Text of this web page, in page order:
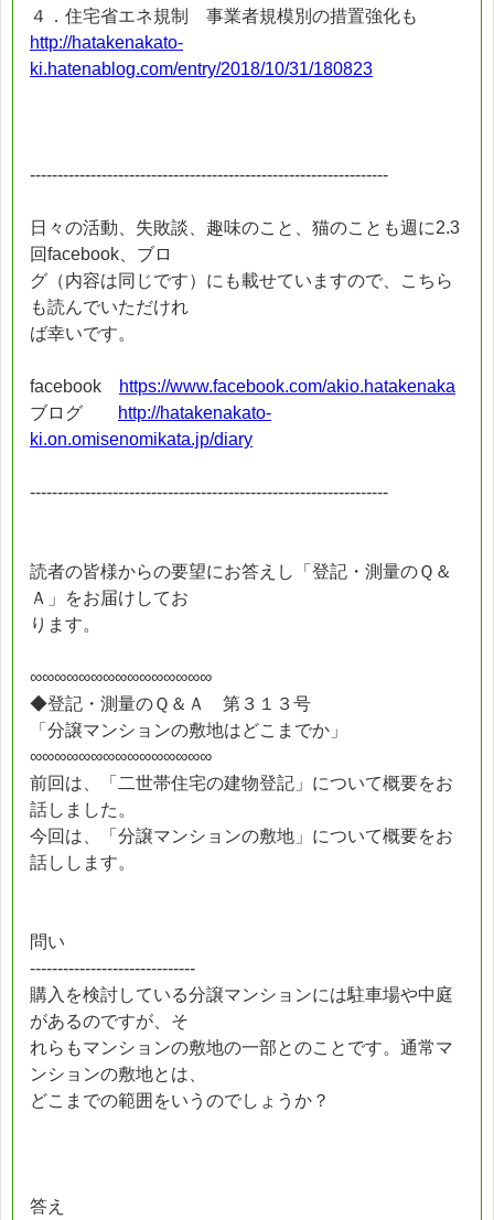
４．住宅省エネ規制 事業者規模別の措置強化も
http://hatakenakato-
ki.hatenablog.com/entry/2018/10/31/180823
-----------------------------------------------------------------
日々の活動、失敗談、趣味のこと、猫のことも週に2.3
回facebook、ブロ
グ（内容は同じです）にも載せていますので、こちら
も読んでいただけれ
ば幸いです。
facebook
https://www.facebook.com/akio.hatakenaka
ブログ
http://hatakenakato-
ki.on.omisenomikata.jp/diary
-----------------------------------------------------------------
読者の皆様からの要望にお答えし「登記・測量のＱ＆
Ａ」をお届けしてお
ります。
∞∞∞∞∞∞∞∞∞∞∞∞∞∞∞
◆登記・測量のＱ＆Ａ 第３１３号
「分譲マンションの敷地はどこまでか」
∞∞∞∞∞∞∞∞∞∞∞∞∞∞∞
前回は、「二世帯住宅の建物登記」について概要をお
話しました。
今回は、「分譲マンションの敷地」について概要をお
話しします。
問い
------------------------------
購入を検討している分譲マンションには駐車場や中庭
があるのですが、そ
れらもマンションの敷地の一部とのことです。通常マ
ンションの敷地とは、
どこまでの範囲をいうのでしょうか？
答え